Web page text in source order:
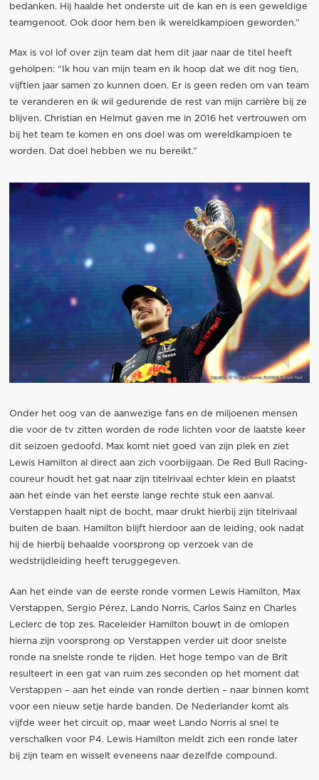
bedanken. Hij haalde het onderste uit de kan en is een geweldige
teamgenoot. Ook door hem ben ik wereldkampioen geworden.”
Max is vol lof over zijn team dat hem dit jaar naar de titel heeft
geholpen: “Ik hou van mijn team en ik hoop dat we dit nog tien,
vijftien jaar samen zo kunnen doen. Er is geen reden om van team
te veranderen en ik wil gedurende de rest van mijn carrière bij ze
blijven. Christian en Helmut gaven me in 2016 het vertrouwen om
bij het team te komen en ons doel was om wereldkampioen te
worden. Dat doel hebben we nu bereikt.”
Onder het oog van de aanwezige fans en de miljoenen mensen
die voor de tv zitten worden de rode lichten voor de laatste keer
dit seizoen gedoofd. Max komt niet goed van zijn plek en ziet
Lewis Hamilton al direct aan zich voorbijgaan. De Red Bull Racing-
coureur houdt het gat naar zijn titelrivaal echter klein en plaatst
aan het einde van het eerste lange rechte stuk een aanval.
Verstappen haalt nipt de bocht, maar drukt hierbij zijn titelrivaal
buiten de baan. Hamilton blijft hierdoor aan de leiding, ook nadat
hij de hierbij behaalde voorsprong op verzoek van de
wedstrijdleiding heeft teruggegeven.
Aan het einde van de eerste ronde vormen Lewis Hamilton, Max
Verstappen, Sergio Pérez, Lando Norris, Carlos Sainz en Charles
Leclerc de top zes. Raceleider Hamilton bouwt in de omlopen
hierna zijn voorsprong op Verstappen verder uit door snelste
ronde na snelste ronde te rijden. Het hoge tempo van de Brit
resulteert in een gat van ruim zes seconden op het moment dat
Verstappen – aan het einde van ronde dertien – naar binnen komt
voor een nieuw setje harde banden. De Nederlander komt als
vijfde weer het circuit op, maar weet Lando Norris al snel te
verschalken voor P4. Lewis Hamilton meldt zich een ronde later
bij zijn team en wisselt eveneens naar dezelfde compound.